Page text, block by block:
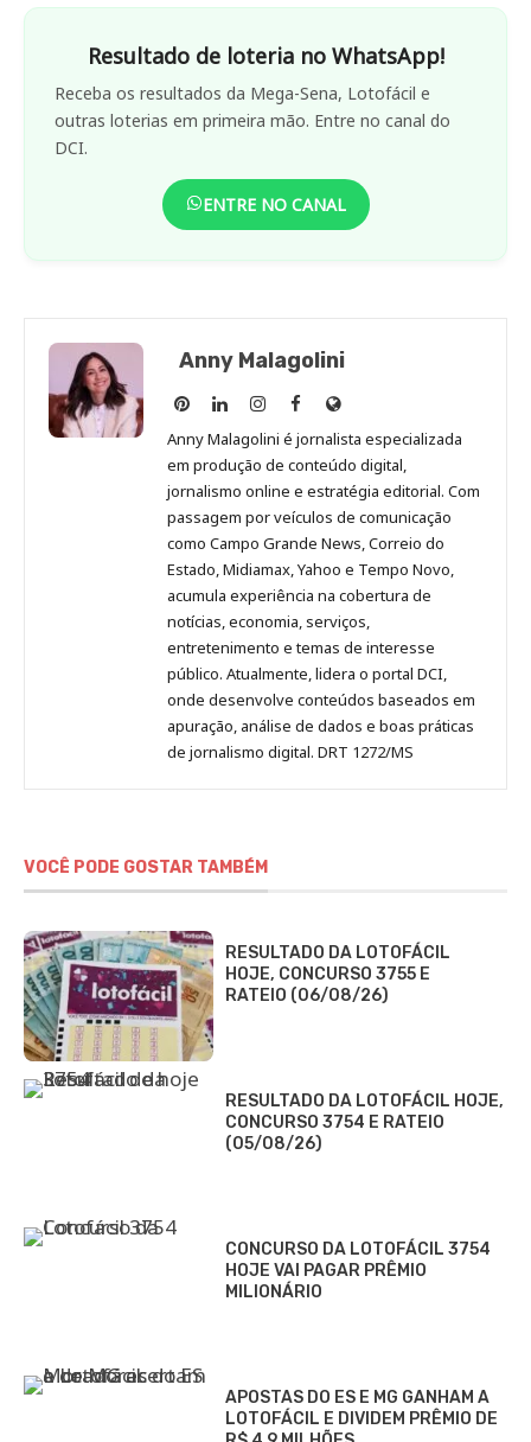
Resultado de loteria no WhatsApp!
Receba os resultados da Mega-Sena, Lotofácil e
outras loterias em primeira mão. Entre no canal do
DCI.
ENTRE NO CANAL
Anny Malagolini
Anny
Malagolini
no
Pinterest
Anny
Malagolini
no
LinkedIn
Anny
Malagolini
no
Instagram
Anny
Malagolini
no
Facebook
Site
de
Anny
Malagolini
Anny Malagolini é jornalista especializada
em produção de conteúdo digital,
jornalismo online e estratégia editorial. Com
passagem por veículos de comunicação
como Campo Grande News, Correio do
Estado, Midiamax, Yahoo e Tempo Novo,
acumula experiência na cobertura de
notícias, economia, serviços,
entretenimento e temas de interesse
público. Atualmente, lidera o portal DCI,
onde desenvolve conteúdos baseados em
apuração, análise de dados e boas práticas
de jornalismo digital. DRT 1272/MS
VOCÊ PODE GOSTAR TAMBÉM
RESULTADO DA LOTOFÁCIL
HOJE, CONCURSO 3755 E
RATEIO (06/08/26)
RESULTADO DA LOTOFÁCIL HOJE,
CONCURSO 3754 E RATEIO
(05/08/26)
CONCURSO DA LOTOFÁCIL 3754
HOJE VAI PAGAR PRÊMIO
MILIONÁRIO
APOSTAS DO ES E MG GANHAM A
LOTOFÁCIL E DIVIDEM PRÊMIO DE